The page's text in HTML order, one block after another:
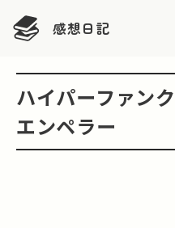
感想日記
ハイパーファン
エンペラー